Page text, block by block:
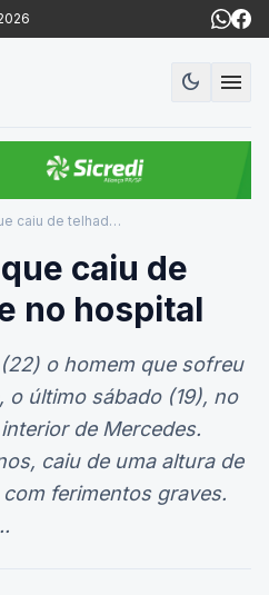
dark_modeModo
menu
caiu de
no hospital
o homem que sofreu
o último sábado (19), no
de Mercedes.
caiu de uma altura de
ferimentos graves.